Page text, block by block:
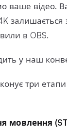
ваше відео.
залишається
в OBS.
у наш
три
мовлення